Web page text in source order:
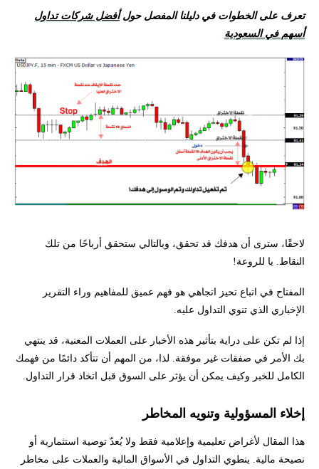
تعرف على الخطوات في دليلنا المفصل حولأفضل شركات تداول
أسهم في السعودية
لاحقًا، سترى أن هدفك قد تحقق، وبالتالي ستحقق أرباحًا من تلك
النقاط. يا للروعة!
المفتاح في اتباع تحيز اتجاهي هو فهم عميق للمفاهيم وراء التقرير
الإخباري الذي تنوي التداول عليه.
إذا لم تكن على دراية بتأثير هذه الأخبار على العملات المعنية، قد ينتهي
بك الأمر في صفقات غير موفقة. لذا، من المهم أن تتأكد دائمًا من فهمك
الكامل للخبر وكيف يمكن أن يؤثر على السوق قبل اتخاذ قرار التداول.
إخلاء المسؤولية وتنويه المخاطر
هذا المقال لأغراض تعليمية وإعلامية فقط ولا يُعدّ توصية استثمارية أو
نصيحة مالية. ينطوي التداول في الأسواق المالية والعملات على مخاطر